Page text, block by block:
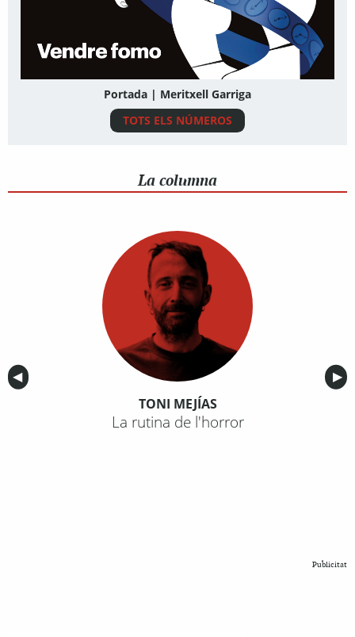
Portada | Meritxell Garriga
TOTS ELS NÚMEROS
La columna
Anterior
◀︎ ▶︎
TONI MEJÍAS
La rutina de l'horror
Publicitat